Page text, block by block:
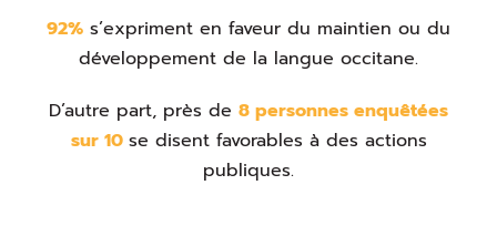
92% s’expriment en faveur du maintien ou du
développement de la langue occitane.
D’autre part, près de 8 personnes enquêtées
sur 10 se disent favorables à des actions
publiques.